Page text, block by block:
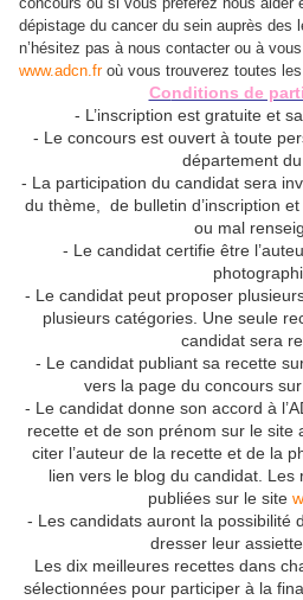
dépistage du cancer du sein auprès des
n’hésitez pas à nous contacter ou à
www.adcn.froù vous trouverez toutes
Conditions de
- L’inscription est gratuite et
- Le concours est ouvert à toute
département du
- La participation du candidat sera
du thème, de bulletin d’inscription
ou mal
- Le candidat certifie être
- Le candidat peut proposer
plusieurs catégories. Une seule
candidat sera
- Le candidat publiant sa recette
vers la page du concours
- Le candidat donne son accord à
recette et de son prénom sur le site
citer l’auteur de la recette et de la
lien vers le blog du candidat. Les
publiées sur le site
- Les candidats auront la possibilité
dresser leur
Les dix meilleures recettes dans
sélectionnées pour participer à la